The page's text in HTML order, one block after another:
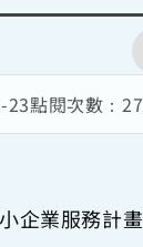
23點閱次數：
企業服務計畫